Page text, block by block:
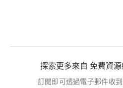
探索更多來自 免費資
訂閱即可透過電子郵件收到